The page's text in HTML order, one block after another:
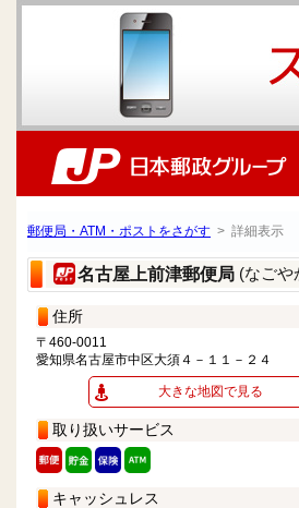
郵便局・ATM・ポストをさがす > 詳細表示
名古屋上前津郵便局 (なごや
住所
〒460-0011
愛知県名古屋市中区大須４－１１－２４
大きな地図で見る
取り扱いサービス
キャッシュレス